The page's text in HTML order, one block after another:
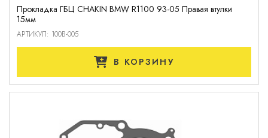
Прокладка ГБЦ CHAKIN BMW R1100 93-05 Правая втулки
15мм
АРТИКУЛ: 100B-005
В КОРЗИНУ